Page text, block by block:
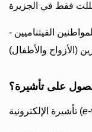
- إعفاء تأشيرة لمدة 5 سنوات: متاح للمواطنين الفيتناميين
على تأشيرة؟
تأشيرة الإلكترونية (